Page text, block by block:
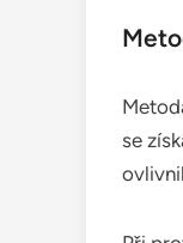
se